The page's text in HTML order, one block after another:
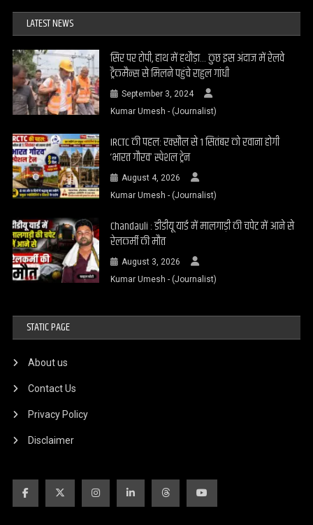
LATEST NEWS
सिर पर टोपी, हाथ में हथौड़ा… कुछ इस अंदाज में रेलवे
ट्रैकमैन्स से मिलने पहुंचे राहुल गांधी
September 3, 2024
Kumar Umesh - (Journalist)
IRCTC की पहल: रक्सौल से 1 सितंबर को रवाना होगी
‘भारत गौरव’ स्पेशल ट्रेन
August 4, 2026
Kumar Umesh - (Journalist)
Chandauli : डीडीयू यार्ड में मालगाड़ी की चपेट में आने से
रेलकर्मी की मौत
August 3, 2026
Kumar Umesh - (Journalist)
STATIC PAGE
About us
Contact Us
Privacy Policy
Disclaimer